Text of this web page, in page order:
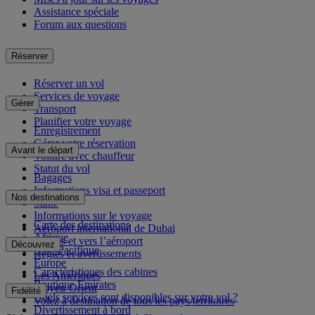
Assistance spéciale
Forum aux questions
Réserver
Réserver un vol
Services de voyage
Transport
Planifier votre voyage
Gérer
Enregistrement
Gérer votre réservation
Voiture avec chauffeur
Statut du vol
Avant le départ
Bagages
Informations visa et passeport
Santé
Informations sur le voyage
Aéroport international de Dubai
Depuis et vers l’aéroport
Règles et avertissements
Nos destinations
Carte des destinations
Afrique
Asie-Pacifique
Europe
Les Amériques
Moyen-Orient
Volez à destination de tous les pays/territoires
Découvrez
Caractéristiques des cabines
Boutique Emirates
Quels services sont disponibles sur votre vol ?
Divertissement à bord
Fidélité